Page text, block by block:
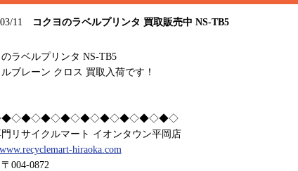
11 コクヨのラベルプリンタ 買取販売中 NS-TB5
のラベルプリンタ NS-TB5
ブレーン クロス 買取入荷です！
リサイクルマート イオンタウン平岡店
hiraoka.com
004-0872